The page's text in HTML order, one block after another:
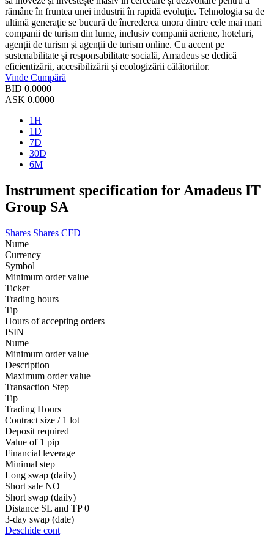
rămâne în fruntea unei industrii în rapidă evoluție. Tehnologia sa de
ultimă generație se bucură de încrederea unora dintre cele mai mari
companii de turism din lume, inclusiv companii aeriene, hoteluri,
agenții de turism și agenții de turism online. Cu accent pe
sustenabilitate și responsabilitate socială, Amadeus se dedică
eficientizării, accesibilizării și ecologizării călătoriilor.
Vinde Cumpără
BID 0.0000
ASK 0.0000
1H
1D
7D
30D
6M
Instrument specification for Amadeus IT
Group SA
Shares Shares CFD
Nume
Currency
Symbol
Minimum order value
Ticker
Trading hours
Tip
Hours of accepting orders
ISIN
Nume
Minimum order value
Description
Maximum order value
Transaction Step
Tip
Trading Hours
Contract size / 1 lot
Deposit required
Value of 1 pip
Financial leverage
Minimal step
Long swap (daily)
Short sale NO
Short swap (daily)
Distance SL and TP 0
3-day swap (date)
Deschide cont